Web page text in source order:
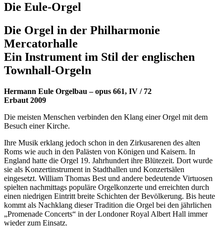
Die Eule-Orgel
Die Orgel in der Philharmonie
Mercatorhalle
Ein Instrument im Stil der englischen
Townhall-Orgeln
Hermann Eule Orgelbau – opus 661, IV / 72
Erbaut 2009
Die meisten Menschen verbinden den Klang einer Orgel mit dem
Besuch einer Kirche.
Ihre Musik erklang jedoch schon in den Zirkusarenen des alten
Roms wie auch in den Palästen von Königen und Kaisern. In
England hatte die Orgel 19. Jahrhundert ihre Blütezeit. Dort wurde
sie als Konzertinstrument in Stadthallen und Konzertsälen
eingesetzt. William Thomas Best und andere bedeutende Virtuosen
spielten nachmittags populäre Orgelkonzerte und erreichten durch
einen niedrigen Eintritt breite Schichten der Bevölkerung. Bis heute
kommt als Nachklang dieser Tradition die Orgel bei den jährlichen
„Promenade Concerts“ in der Londoner Royal Albert Hall immer
wieder zum Einsatz.